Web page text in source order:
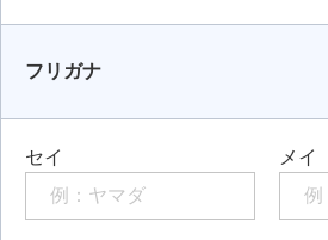
フリガナ
セイ メイ